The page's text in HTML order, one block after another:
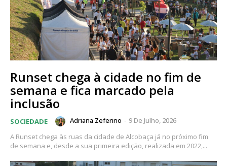
Runset chega à cidade no fim de
semana e fica marcado pela
inclusão
SOCIEDADE Adriana Zeferino - 9 De Julho, 2026
A Runset chega às ruas da cidade de Alcobaça já no próximo fim
de semana e, desde a sua primeira edição, realizada em 2022,...